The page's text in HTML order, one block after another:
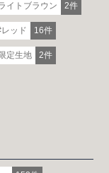
イトブラウン 2件
レッド 16件
定生地 2件